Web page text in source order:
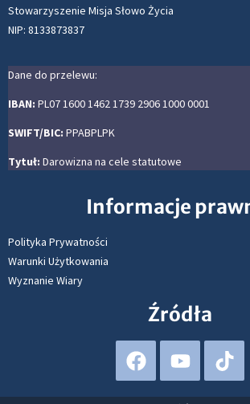
Stowarzyszenie Misja Słowo Życia
NIP: 8133873837
Dane do przelewu:
IBAN: PL07 1600 1462 1739 2906 1000 0001
SWIFT/BIC: PPABPLPK
Tytuł: Darowizna na cele statutowe
Informacje
Polityka Prywatności
Warunki Użytkowania
Wyznanie Wiary
Źródła